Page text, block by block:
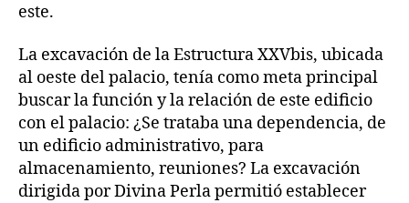
este.
La excavación de la Estructura XXVbis, ubicada
al oeste del palacio, tenía como meta principal
buscar la función y la relación de este edificio
con el palacio: ¿Se trataba una dependencia, de
un edificio administrativo, para
almacenamiento, reuniones? La excavación
dirigida por Divina Perla permitió establecer